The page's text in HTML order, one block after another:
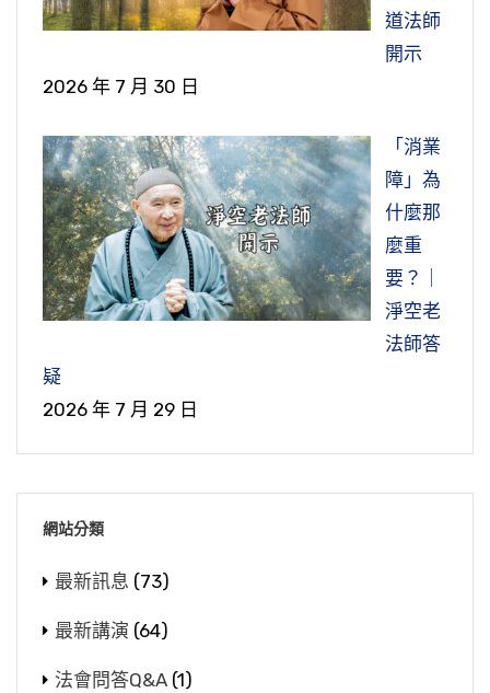
道法師
開示
2026 年 7 月 30 日
「消業
障」為
什麼那
麼重
要？｜
淨空老
法師答
疑
2026 年 7 月 29 日
網站分類
最新訊息 (73)
最新講演 (64)
法會問答Q&A (1)